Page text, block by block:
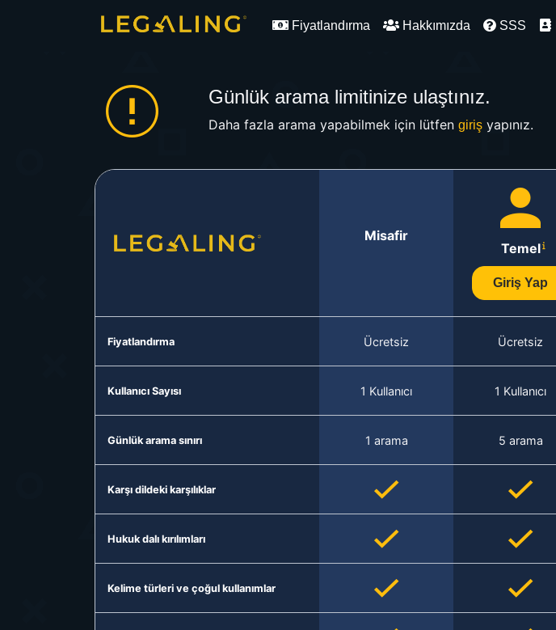
Fiyatlandırma Hakkımızda SSS
Günlük arama limitinize ulaştınız.
Daha fazla arama yapabilmek için lütfen girişyapınız.
Misafir
Temel
Giriş Yap
Fiyatlandırma Ücretsiz Ücretsiz
Kullanıcı Sayısı 1 Kullanıcı 1 Kullanıcı
Günlük arama sınırı 1 arama 5 arama
Karşı dildeki karşılıklar
Hukuk dalı kırılımları
Kelime türleri ve çoğul kullanımlar